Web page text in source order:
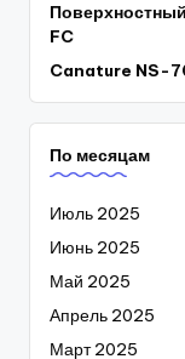
FC
Canature NS-
По месяцам
Июль 2025
Июнь 2025
Май 2025
Апрель 2025
Март 2025